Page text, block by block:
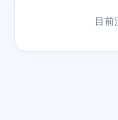
目前